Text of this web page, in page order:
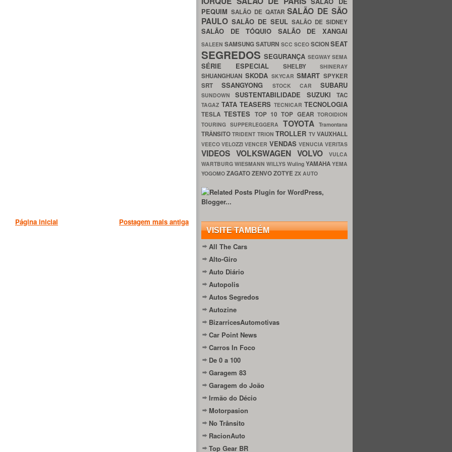
Postagem mais antiga
Página inicial
PEQUIM SALÃO DE QATARSALÃO DE SÃO
PAULO SALÃO DE SEUL SALÃO DE SIDNEY
SALÃO DE TÓQUIO SALÃO DE XANGAI
SALEENSAMSUNGSATURN SCC SCEO SCIONSEAT
SEGREDOSSEGURANÇA SEGWAYSEMA
SÉRIE ESPECIAL SHELBY SHINERAY
SHUANGHUAN SKODA SKYCARSMART SPYKER
SRTSSANGYONG STOCK CAR SUBARU
SUNDOWNSUSTENTABILIDADE SUZUKITAC
TAGAZ TATA TEASERS TECNICAR TECNOLOGIA
TESLATESTES TOP 10TOP GEARTOROIDION
TOURING SUPPERLEGGERA TOYOTATramontana
TRÂNSITOTRIDENT TRIONTROLLER TVVAUXHALL
VEECOVELOZZIVENCER VENDAS VENUCIAVERITAS
VIDEOS VOLKSWAGEN VOLVO
VULCA
WARTBURG WIESMANN WILLYS Wuling YAMAHA YEMA
YOGOMO ZAGATOZENVOZOTYE ZX AUTO
VISITE TAMBÉM
All The Cars
Alto-Giro
Auto Diário
Autopolis
Autos Segredos
Autozine
BizarricesAutomotivas
Car Point News
Carros In Foco
De 0 a 100
Garagem 83
Garagem do João
Irmão do Décio
Motorpasion
No Trânsito
RacionAuto
Top Gear BR